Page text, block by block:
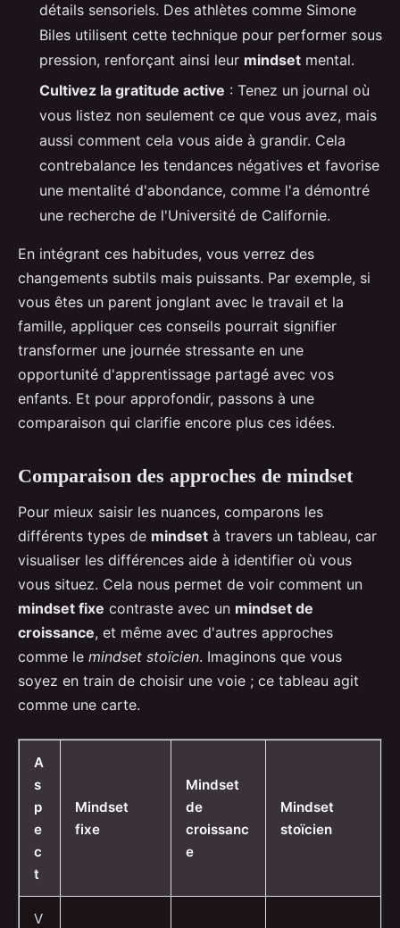
détails sensoriels. Des athlètes comme Simone
Biles utilisent cette technique pour performer sous
pression, renforçant ainsi leur mindset mental.
Cultivez la gratitude active : Tenez un journal où
vous listez non seulement ce que vous avez, mais
aussi comment cela vous aide à grandir. Cela
contrebalance les tendances négatives et favorise
une mentalité d'abondance, comme l'a démontré
une recherche de l'Université de Californie.
En intégrant ces habitudes, vous verrez des
changements subtils mais puissants. Par exemple, si
vous êtes un parent jonglant avec le travail et la
famille, appliquer ces conseils pourrait signifier
transformer une journée stressante en une
opportunité d'apprentissage partagé avec vos
enfants. Et pour approfondir, passons à une
comparaison qui clarifie encore plus ces idées.
Comparaison des approches de mindset
Pour mieux saisir les nuances, comparons les
différents types de mindset à travers un tableau, car
visualiser les différences aide à identifier où vous
vous situez. Cela nous permet de voir comment un
mindset fixe contraste avec un mindset de
croissance, et même avec d'autres approches
comme le mindset stoïcien. Imaginons que vous
soyez en train de choisir une voie ; ce tableau agit
comme une carte.
A
s
p
e
c
t
Mindset
fixe
Mindset
de
croissanc
e
Mindset
stoïcien
V